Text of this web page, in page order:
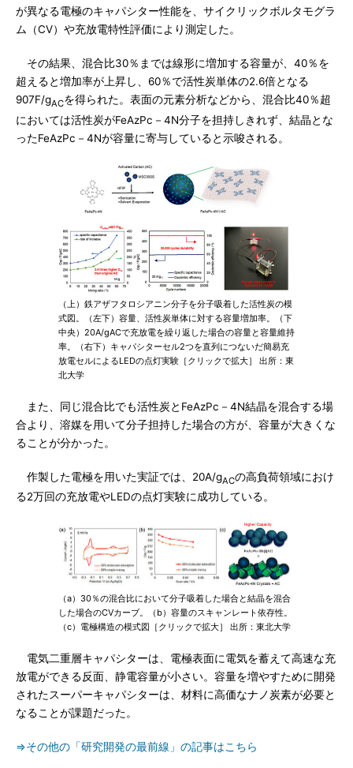
が異なる電極のキャパシター性能を、サイクリックボルタモグラ
ム（CV）や充放電特性評価により測定した。
その結果、混合比30％までは線形に増加する容量が、40％を
超えると増加率が上昇し、60％で活性炭単体の2.6倍となる
907F/gACを得られた。表面の元素分析などから、混合比40％超
においては活性炭がFeAzPc－4N分子を担持しきれず、結晶とな
ったFeAzPc－4Nが容量に寄与していると示唆される。
（上）鉄アザフタロシアニン分子を分子吸着した活性炭の模
式図。（左下）容量、活性炭単体に対する容量増加率。（下
中央）20A/gACで充放電を繰り返した場合の容量と容量維持
率。（右下）キャパシターセル2つを直列につないだ簡易充
放電セルによるLEDの点灯実験［クリックで拡大］ 出所：東
北大学
また、同じ混合比でも活性炭とFeAzPc－4N結晶を混合する場
合より、溶媒を用いて分子担持した場合の方が、容量が大きくな
ることが分かった。
作製した電極を用いた実証では、20A/gACの高負荷領域におけ
る2万回の充放電やLEDの点灯実験に成功している。
（a）30％の混合比において分子吸着した場合と結晶を混合
した場合のCVカーブ。（b）容量のスキャンレート依存性。
（c）電極構造の模式図［クリックで拡大］ 出所：東北大学
電気二重層キャパシターは、電極表面に電気を蓄えて高速な充
放電ができる反面、静電容量が小さい。容量を増やすために開発
されたスーパーキャパシターは、材料に高価なナノ炭素が必要と
なることが課題だった。
⇒その他の「研究開発の最前線」の記事はこちら